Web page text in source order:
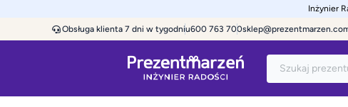
Inżynier
Obsługa klienta 7 dni w tygodniu600 763 700